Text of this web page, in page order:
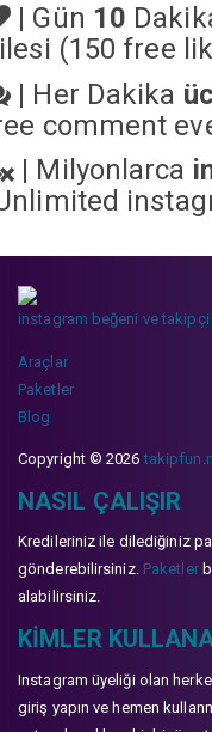
| Gün 10
(150 free
| Her Dakika
comment
| Milyonlarca
instagram beğeni ve
Araçlar
Paketler
Blog
Copyright © 2026
NASIL ÇALIŞIR
Kredileriniz ile dilediğiniz
gönderebilirsiniz. Paketler
alabilirsiniz.
KIMLER
Instagram üyeliği olan
giriş yapın ve hemen